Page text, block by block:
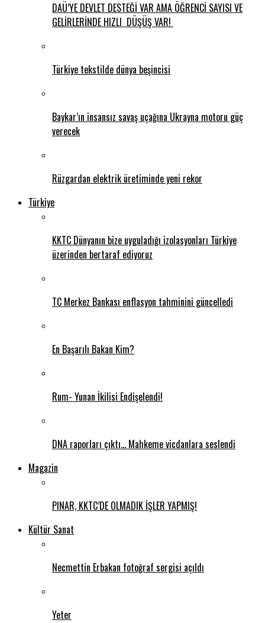
DAÜ’YE DEVLET DESTEĞİ VAR AMA ÖĞRENCİ SAYISI VE
GELİRLERİNDE HIZLI DÜŞÜŞ VAR!
Türkiye tekstilde dünya beşincisi
Baykar’ın insansız savaş uçağına Ukrayna motoru güç
verecek
Rüzgardan elektrik üretiminde yeni rekor
Türkiye
KKTC Dünyanın bize uyguladığı izolasyonları Türkiye
üzerinden bertaraf ediyoruz
TC Merkez Bankası enflasyon tahminini güncelledi
En Başarılı Bakan Kim?
Rum- Yunan İkilisi Endişelendi!
DNA raporları çıktı… Mahkeme vicdanlara seslendi
Magazin
PINAR, KKTC’DE OLMADIK İŞLER YAPMIŞ!
Kültür Sanat
Necmettin Erbakan fotoğraf sergisi açıldı
Yeter